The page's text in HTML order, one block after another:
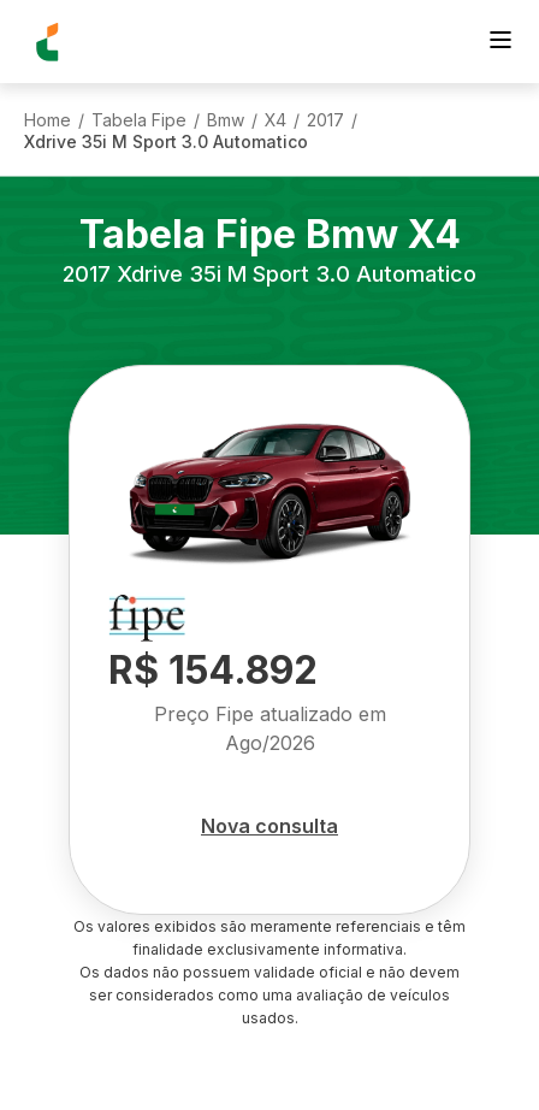
Home / Tabela Fipe / Bmw / X4 / 2017 /
Xdrive 35i M Sport 3.0 Automatico
Tabela Fipe Bmw X4
2017 Xdrive 35i M Sport 3.0 Automatico
R$ 154.892
Preço Fipe atualizado em
Ago/2026
Nova consulta
Os valores exibidos são meramente referenciais e têm
finalidade exclusivamente informativa.
Os dados não possuem validade oficial e não devem
ser considerados como uma avaliação de veículos
usados.